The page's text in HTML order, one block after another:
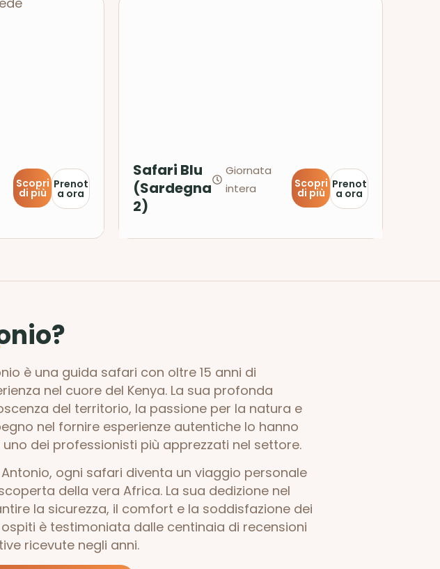
Scopri
di più
Prenot
a ora
Safari Blu
(Sardegna
2)
Giornata
intera
Scopri
di più
Prenot
a ora
è una guida safari con oltre 15 anni di
nel cuore del Kenya. La sua profonda
del territorio, la passione per la natura e
nel fornire esperienze autentiche lo hanno
uno dei professionisti più apprezzati nel settore.
ogni safari diventa un viaggio personale
della vera Africa. La sua dedizione nel
la sicurezza, il comfort e la soddisfazione dei
è testimoniata dalle centinaia di recensioni
ricevute negli anni.